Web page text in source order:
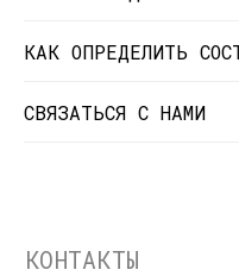
КАК ОПРЕДЕЛИТЬ
СВЯЗАТЬСЯ С НАМИ